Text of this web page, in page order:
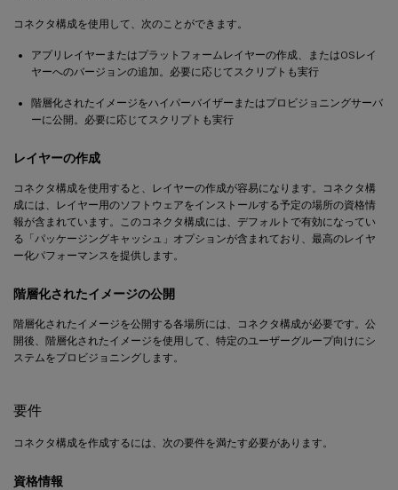
コネクタ構成を使用して、次のことができます。
アプリレイヤーまたはプラットフォームレイヤーの作成、またはOSレイ
ヤーへのバージョンの追加。必要に応じてスクリプトも実行
階層化されたイメージをハイパーバイザーまたはプロビジョニングサーバ
ーに公開。必要に応じてスクリプトも実行
レイヤーの作成
コネクタ構成を使用すると、レイヤーの作成が容易になります。コネクタ構
成には、レイヤー用のソフトウェアをインストールする予定の場所の資格情
報が含まれています。このコネクタ構成には、デフォルトで有効になってい
る「パッケージングキャッシュ」オプションが含まれており、最高のレイヤ
ー化パフォーマンスを提供します。
階層化されたイメージの公開
階層化されたイメージを公開する各場所には、コネクタ構成が必要です。公
開後、階層化されたイメージを使用して、特定のユーザーグループ向けにシ
ステムをプロビジョニングします。
要件
コネクタ構成を作成するには、次の要件を満たす必要があります。
資格情報